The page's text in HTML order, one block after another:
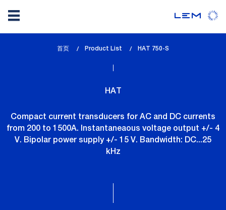
首页 Product List
lem_current_page
HAT 750-S
HAT
Compact current transducers for AC and DC currents
from 200 to 1500A. Instantaneaous voltage output +/- 4
V. Bipolar power supply +/- 15 V. Bandwidth: DC...25
kHz